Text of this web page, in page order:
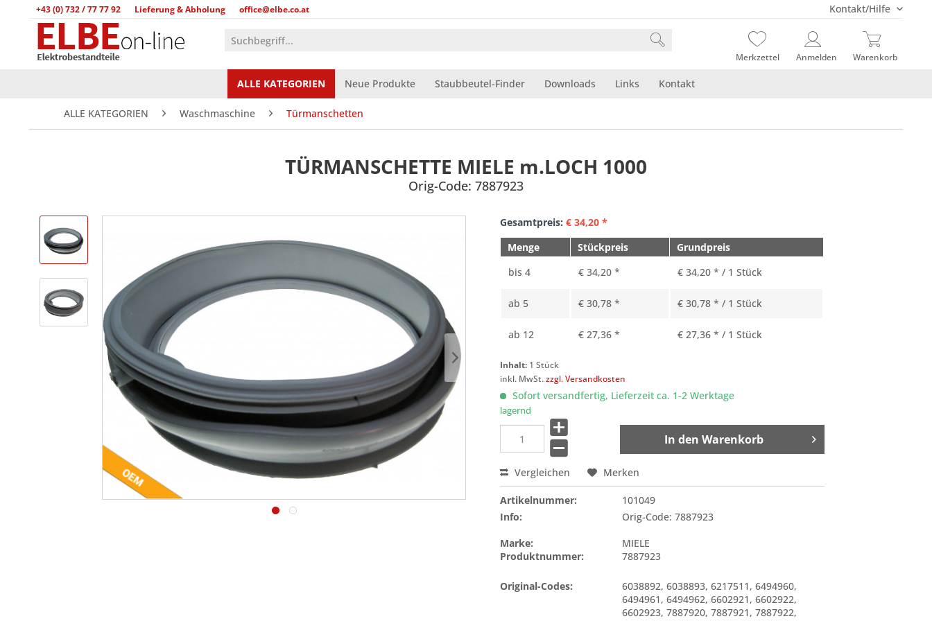
+43 (0) 732 / 77 77 92 Lieferung & Abholung office@elbe.co.at Kontakt/Hilfe
Merkzettel Anmelden Warenkorb
ALLE KATEGORIEN Neue Produkte Staubbeutel-Finder Downloads Links Kontakt
ALLE KATEGORIEN Waschmaschine Türmanschetten
TÜRMANSCHETTE MIELE m.LOCH 1000
Orig-Code: 7887923
Gesamtpreis:€34,20 *
Menge
Stückpreis
Grundpreis
bis4 € 34,20 * € 34,20 * / 1 Stück
ab 5 € 30,78 * € 30,78 * / 1 Stück
ab 12 € 27,36 * € 27,36 * / 1 Stück
Inhalt: 1 Stück
inkl. MwSt.zzgl. Versandkosten
Sofort versandfertig, Lieferzeit ca. 1-2 Werktage
lagernd
In den Warenkorb
Vergleichen Merken
Artikelnummer:
101049
Info:
Orig-Code: 7887923
Marke:
MIELE
Produktnummer:
7887923
Original-Codes: 6038892, 6038893, 6217511 , 6494960,
6494961 , 6494962, 6602921 , 6602922,
6602923, 7887920, 7887921 , 7887922,